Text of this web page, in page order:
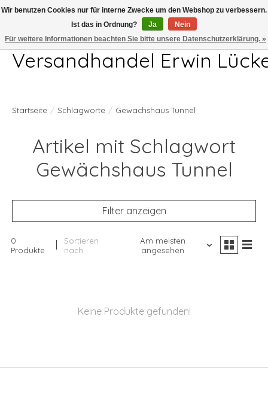
Telefon 04407 715872 MO-DO 7.00-17.00Uhr FR 7.00-13.00Uhr
Versandhandel Erwin
Startseite / Schlagworte / Gewächshaus Tunnel
Artikel mit Schlagwort
Gewächshaus Tunnel
Filter anzeigen
0
Produkte
Sortieren
nach
Am meisten
angesehen
Keine Produkte gefunden!
Wir benutzen Cookies nur für interne Zwecke um den Webshop zu verbessern.
Ist das in Ordnung?
Ja
Nein
Für weitere Informationen beachten Sie bitte unsere Datenschutzerklärung. »